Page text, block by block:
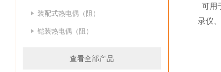
装配式热电偶（阻）
铠装热电偶（阻）
查看全部产品
可用
录仪